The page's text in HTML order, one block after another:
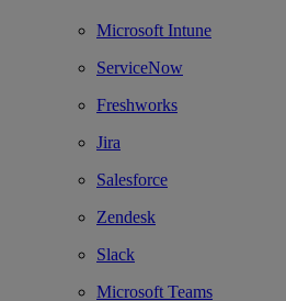
Microsoft Intune
ServiceNow
Freshworks
Jira
Salesforce
Zendesk
Slack
Microsoft Teams